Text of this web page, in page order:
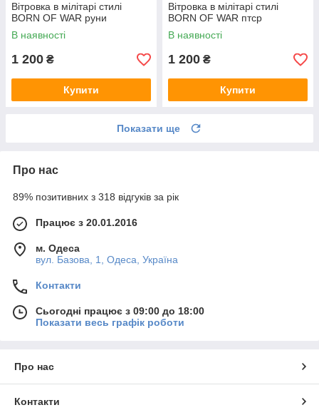
Вітровка в мілітарі стилі
BORN OF WAR руни
В наявності
1 200 ₴
Купити
Вітровка в мілітарі стилі
BORN OF WAR птср
В наявності
1 200 ₴
Купити
Показати ще
Про нас
89% позитивних з 318 відгуків за рік
Працює з 20.01.2016
м. Одеса
вул. Базова, 1, Одеса, Україна
Контакти
Сьогодні працює з 09:00 до 18:00
Показати весь графік роботи
Про нас
Контакти